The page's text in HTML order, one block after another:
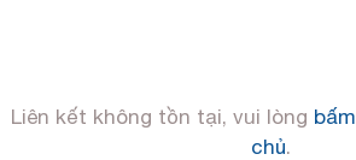
Liên kết không tồn tại, vui lòng bấm
chủ.